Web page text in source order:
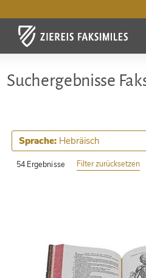
Such­ergebnisse
54 Ergebnisse
Sprache: Hebräisch
Filter zurücksetzen